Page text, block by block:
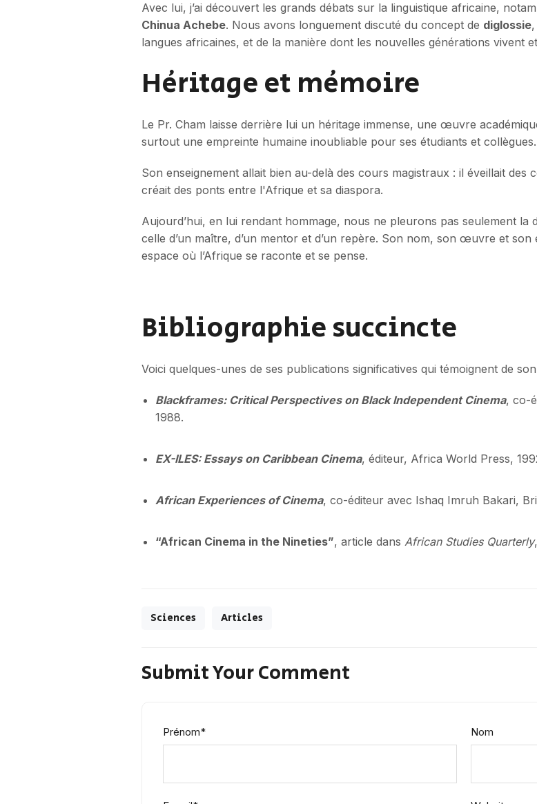
Avec lui, j’ai découvert les grands débats sur la linguistique africaine,
Chinua Achebe. Nous avons longuement discuté du concept de diglossie,
langues africaines, et de la manière dont les nouvelles générations vivent
Héritage et mémoire
Le Pr. Cham laisse derrière lui un héritage immense, une œuvre
surtout une empreinte humaine inoubliable pour ses étudiants et collègues.
Son enseignement allait bien au-delà des cours magistraux : il éveillait des
créait des ponts entre l'Afrique et sa diaspora.
Aujourd’hui, en lui rendant hommage, nous ne pleurons pas seulement la
celle d’un maître, d’un mentor et d’un repère. Son nom, son œuvre et
espace où l’Afrique se raconte et se pense.
Bibliographie succincte
Voici quelques-unes de ses publications significatives qui témoignent de
Blackframes: Critical Perspectives on Black Independent Cinema, co-
1988.
EX-ILES: Essays on Caribbean Cinema, éditeur, Africa World Press,
African Experiences of Cinema, co-éditeur avec Ishaq Imruh Bakari,
“African Cinema in the Nineties”, article dans African Studies Quarterly
Sciences Articles
Submit Your Comment
Prénom* Nom